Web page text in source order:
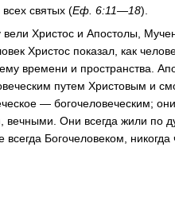
святых (Еф. 6:11—18).
Христос и Апостолы,
Христос показал, как
времени и пространства.
путем Христовым и
— богочеловеческим;
Они всегда жили по
Богочеловеком,